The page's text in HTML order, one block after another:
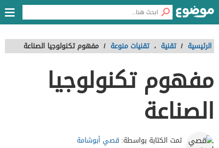
الرئيسية / تقنية ، تقنيات منوعة / مفهوم تكنولوجيا الصناعة
مفهوم تكنولوجيا
الصناعة
تمت الكتابة بواسطة: قصي أبوشامة